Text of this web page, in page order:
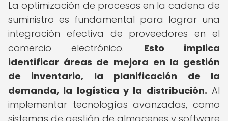
La optimización de procesos en la cadena de
suministro es fundamental para lograr una
integración efectiva de proveedores en el
comercio electrónico. Esto implica
identificar áreas de mejora en la gestión
de inventario, la planificación de la
demanda, la logística y la distribución. Al
implementar tecnologías avanzadas, como